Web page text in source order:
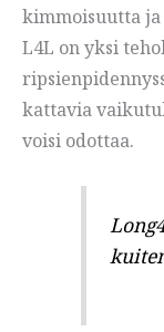
kimmoisuutta
L4L on yksi
kattavia
voisi odottaa.